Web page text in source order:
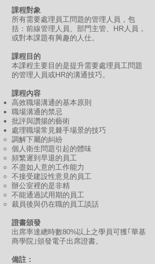
課程對象
所有需要處理員工問題的管理人員，包
括：前線管理人員、部門主管、HR人員，
或對本課題有興趣的人仕。
課程目的
本課程主要目的是提升需要處理員工問題
的管理人員或HR的溝通技巧。
課程內容
高效職場溝通的基本原則
職場溝通的禁忌
批評與讚揚的藝術
處理職場常見棘手場景的技巧
調解下屬的糾紛
個人衛生問題引起的體味
頻繁遲到早退的員工
不盡如人意的工作能力
不接受建設性意見的員工
辦公室裡的是非精
不能通過試用期的員工
裁員後與仍在職的員工談話
證書頒發
出席率達總時數80%以上之學員可獲｢華基
商學院｣頒發電子出席證書。
備註：